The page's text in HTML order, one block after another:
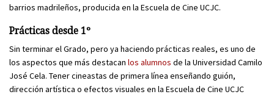
barrios madrileños, producida en la Escuela de Cine UCJC.
Prácticas desde 1º
Sin terminar el Grado, pero ya haciendo prácticas reales, es uno de
los aspectos que más destacan los alumnos de la Universidad Camilo
José Cela. Tener cineastas de primera línea enseñando guión,
dirección artística o efectos visuales en la Escuela de Cine UCJC